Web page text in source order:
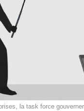
la task force